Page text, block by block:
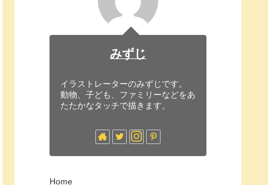
みずじ
イラストレーターのみずじです。
動物、子ども、ファミリーなどをあ
たたかなタッチで描きます。
Home